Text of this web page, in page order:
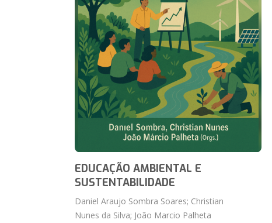
EDUCAÇÃO AMBIENTAL E
SUSTENTABILIDADE
Daniel Araujo Sombra Soares; Christian
Nunes da Silva; João Marcio Palheta